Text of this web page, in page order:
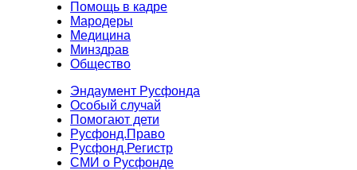
Помощь в кадре
Мародеры
Медицина
Минздрав
Общество
Эндаумент Русфонда
Особый случай
Помогают дети
Русфонд.Право
Русфонд.Регистр
СМИ о Русфонде